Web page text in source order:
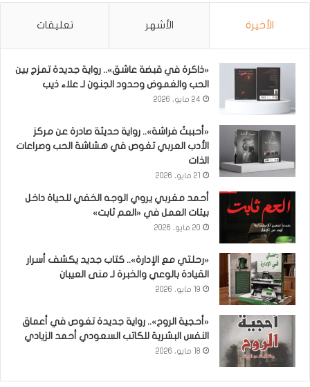
الأخيرة الأشهر تعليقات
«ذاكرة في قبضة عاشق».. رواية جديدة تمزج بين
الحب والغموض وحدود الجنون لـ علاء ذيب
24 مايو، 2026
«أحببتُ فراشة».. رواية حديثة صادرة عن مركز
الأدب العربي تغوص في هشاشة الحب وصراعات
الذات
21 مايو، 2026
أحمد مغربي يروي الوجه الخفي للحياة داخل
بيئات العمل في «العم ثابت»
20 مايو، 2026
«رحلتي مع الإدارة».. كتاب جديد يكشف أسرار
القيادة بالوعي والخبرة لـ منى العيبان
19 مايو، 2026
«أحجية الروح».. رواية جديدة تغوص في أعماق
النفس البشرية للكاتب السعودي أحمد الزيادي
18 مايو، 2026